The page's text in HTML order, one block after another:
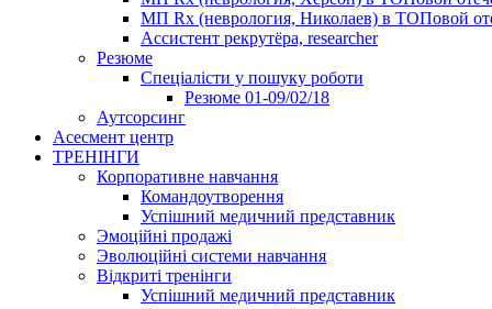
МП Rx (неврология, Николаев) в ТОПовой
Ассистент рекрутёра, researcher
Резюме
Cпеціалісти у пошуку роботи
Резюме 01-09/02/18
Аутсорсинг
Асесмент центр
ТРЕНІНГИ
Корпоративне навчання
Командоутворення
Успішний медичний представник
Эмоційні продажі
Эволюційні системи навчання
Відкриті тренінги
Успішний медичний представник